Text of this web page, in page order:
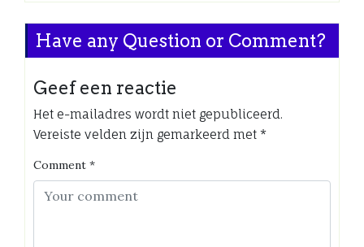
Have any Question or Comment?
Geef een reactie
Het e-mailadres wordt niet gepubliceerd.
Vereiste velden zijn gemarkeerd met *
Comment *